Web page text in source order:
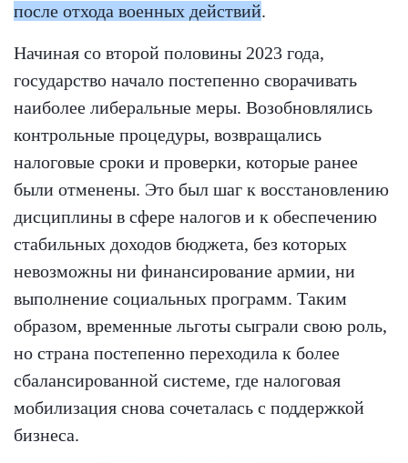
после отхода военных действий.
Начиная со второй половины 2023 года,
государство начало постепенно сворачивать
наиболее либеральные меры. Возобновлялись
контрольные процедуры, возвращались
налоговые сроки и проверки, которые ранее
были отменены. Это был шаг к восстановлению
дисциплины в сфере налогов и к обеспечению
стабильных доходов бюджета, без которых
невозможны ни финансирование армии, ни
выполнение социальных программ. Таким
образом, временные льготы сыграли свою роль,
но страна постепенно переходила к более
сбалансированной системе, где налоговая
мобилизация снова сочеталась с поддержкой
бизнеса.